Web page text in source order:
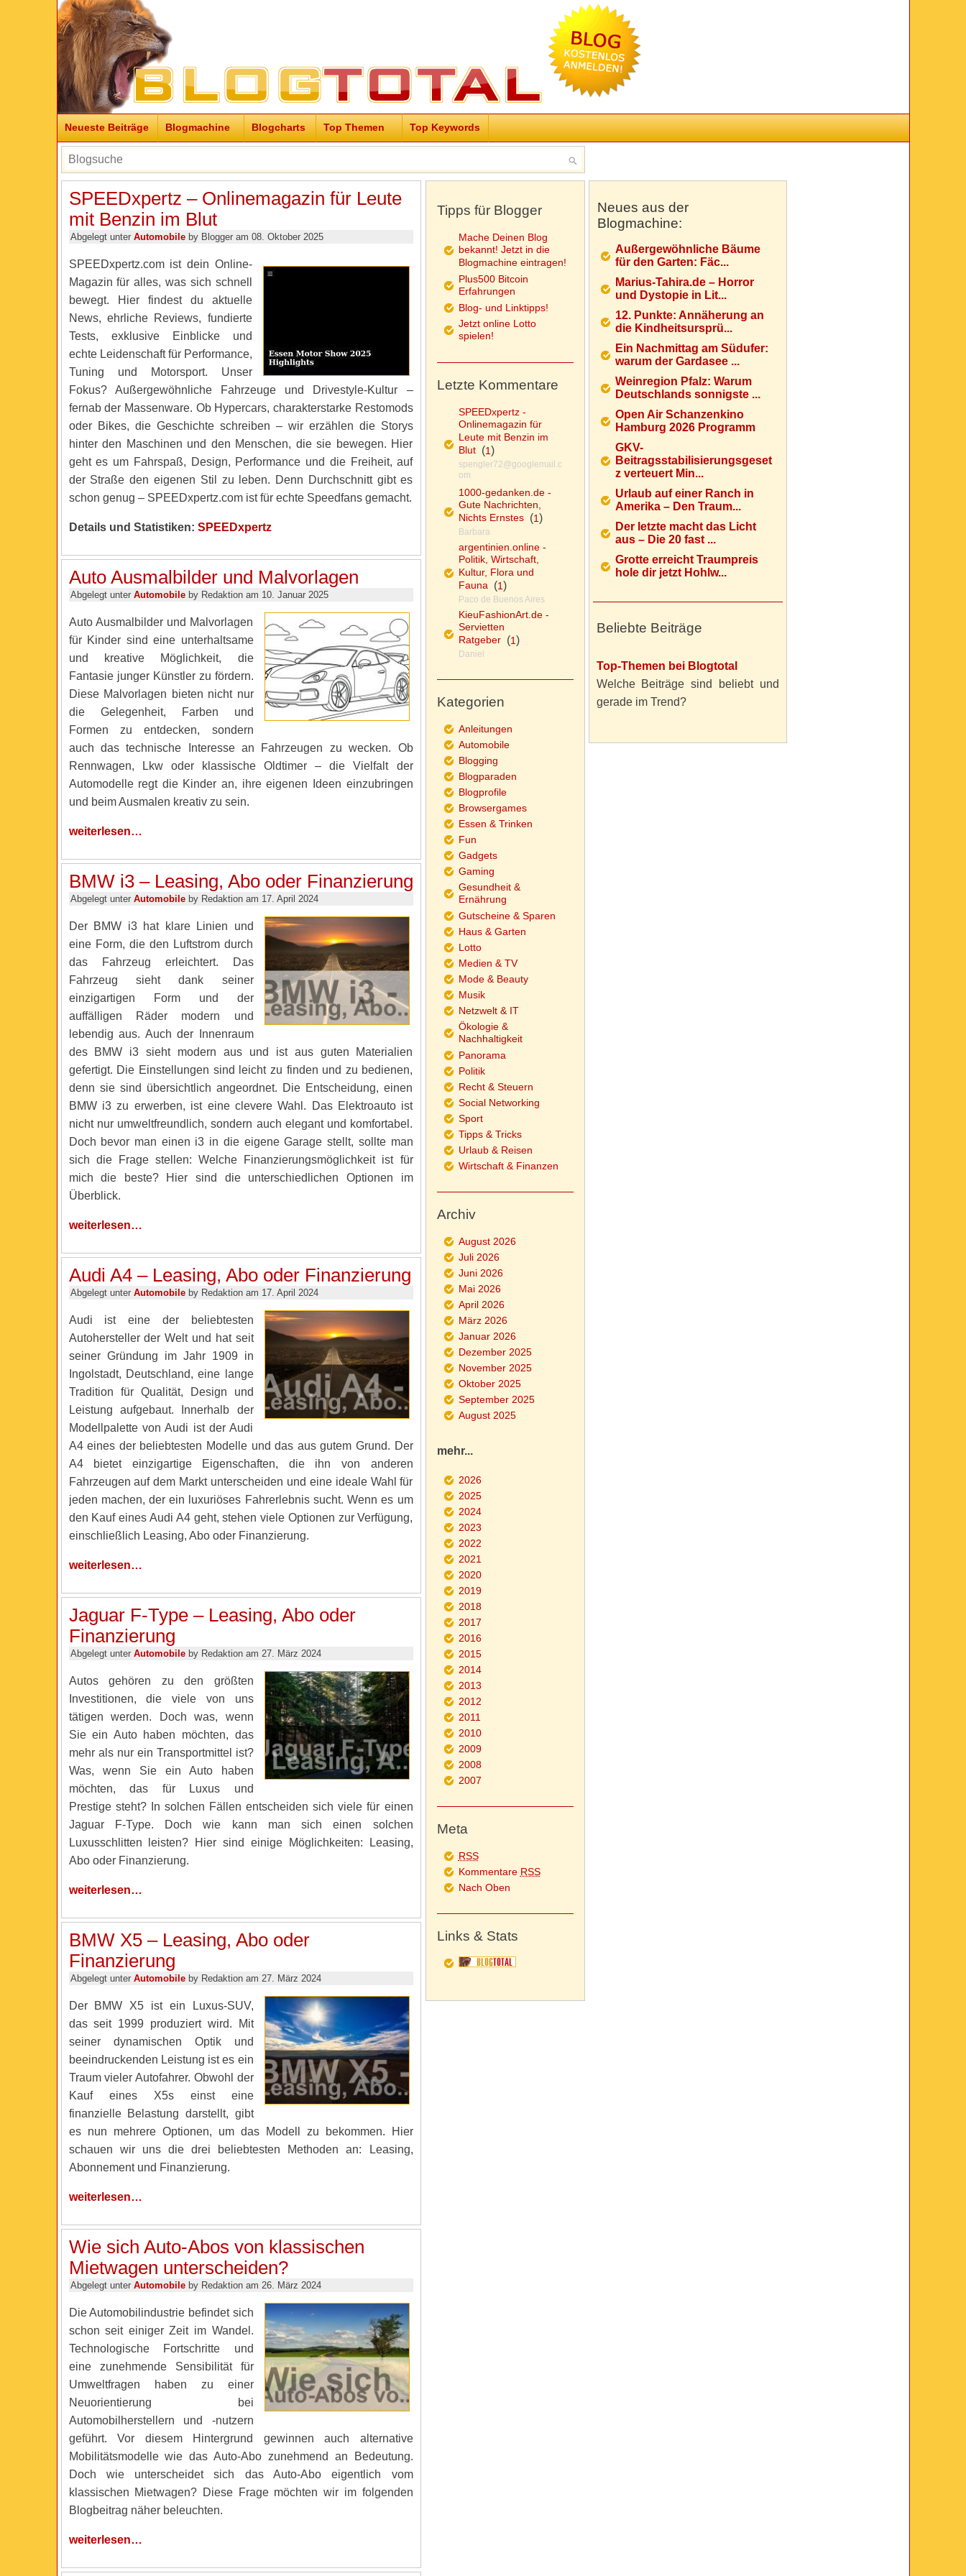
Neueste Beiträge Blogmachine Blogcharts Top Themen Top Keywords
SPEEDxpertz – Onlinemagazin für Leute
mit Benzin im Blut
Abgelegt unter Automobileby Blogger am 08. Oktober 2025
SPEEDxpertz.com ist dein Online-
Magazin für alles, was sich schnell
bewegt. Hier findest du aktuelle
News, ehrliche Reviews, fundierte
Tests, exklusive Einblicke und
echte Leidenschaft für Performance,
Tuning und Motorsport. Unser
Fokus? Außergewöhnliche Fahrzeuge und Drivestyle-Kultur –
fernab der Massenware. Ob Hypercars, charakterstarke Restomods
oder Bikes, die Geschichte schreiben – wir erzählen die Storys
hinter den Maschinen und den Menschen, die sie bewegen. Hier
geht es um Fahrspaß, Design, Performance und die Freiheit, auf
der Straße den eigenen Stil zu leben. Denn Durchschnitt gibt es
schon genug – SPEEDxpertz.com ist für echte Speedfans gemacht.
Details und Statistiken: SPEEDxpertz
Auto Ausmalbilder und Malvorlagen
Abgelegt unter Automobileby Redaktion am 10. Januar 2025
Auto Ausmalbilder und Malvorlagen
für Kinder sind eine unterhaltsame
und kreative Möglichkeit, die
Fantasie junger Künstler zu fördern.
Diese Malvorlagen bieten nicht nur
die Gelegenheit, Farben und
Formen zu entdecken, sondern
auch das technische Interesse an Fahrzeugen zu wecken. Ob
Rennwagen, Lkw oder klassische Oldtimer – die Vielfalt der
Automodelle regt die Kinder an, ihre eigenen Ideen einzubringen
und beim Ausmalen kreativ zu sein.
weiterlesen…
BMW i3 – Leasing, Abo oder Finanzierung
Abgelegt unter Automobileby Redaktion am 17. April 2024
Der BMW i3 hat klare Linien und
eine Form, die den Luftstrom durch
das Fahrzeug erleichtert. Das
Fahrzeug sieht dank seiner
einzigartigen Form und der
auffälligen Räder modern und
lebendig aus. Auch der Innenraum
des BMW i3 sieht modern aus und ist aus guten Materialien
gefertigt. Die Einstellungen sind leicht zu finden und zu bedienen,
denn sie sind übersichtlich angeordnet. Die Entscheidung, einen
BMW i3 zu erwerben, ist eine clevere Wahl. Das Elektroauto ist
nicht nur umweltfreundlich, sondern auch elegant und komfortabel.
Doch bevor man einen i3 in die eigene Garage stellt, sollte man
sich die Frage stellen: Welche Finanzierungsmöglichkeit ist für
mich die beste? Hier sind die unterschiedlichen Optionen im
Überblick.
weiterlesen…
Audi A4 – Leasing, Abo oder Finanzierung
Abgelegt unter Automobileby Redaktion am 17. April 2024
Audi ist eine der beliebtesten
Autohersteller der Welt und hat seit
seiner Gründung im Jahr 1909 in
Ingolstadt, Deutschland, eine lange
Tradition für Qualität, Design und
Leistung aufgebaut. Innerhalb der
Modellpalette von Audi ist der Audi
A4 eines der beliebtesten Modelle und das aus gutem Grund. Der
A4 bietet einzigartige Eigenschaften, die ihn von anderen
Fahrzeugen auf dem Markt unterscheiden und eine ideale Wahl für
jeden machen, der ein luxuriöses Fahrerlebnis sucht. Wenn es um
den Kauf eines Audi A4 geht, stehen viele Optionen zur Verfügung,
einschließlich Leasing, Abo oder Finanzierung.
weiterlesen…
Jaguar F-Type – Leasing, Abo oder
Finanzierung
Abgelegt unter Automobileby Redaktion am 27. März 2024
Autos gehören zu den größten
Investitionen, die viele von uns
tätigen werden. Doch was, wenn
Sie ein Auto haben möchten, das
mehr als nur ein Transportmittel ist?
Was, wenn Sie ein Auto haben
möchten, das für Luxus und
Prestige steht? In solchen Fällen entscheiden sich viele für einen
Jaguar F-Type. Doch wie kann man sich einen solchen
Luxusschlitten leisten? Hier sind einige Möglichkeiten: Leasing,
Abo oder Finanzierung.
weiterlesen…
BMW X5 – Leasing, Abo oder
Finanzierung
Abgelegt unter Automobileby Redaktion am 27. März 2024
Der BMW X5 ist ein Luxus-SUV,
das seit 1999 produziert wird. Mit
seiner dynamischen Optik und
beeindruckenden Leistung ist es ein
Traum vieler Autofahrer. Obwohl der
Kauf eines X5s einst eine
finanzielle Belastung darstellt, gibt
es nun mehrere Optionen, um das Modell zu bekommen. Hier
schauen wir uns die drei beliebtesten Methoden an: Leasing,
Abonnement und Finanzierung.
weiterlesen…
Wie sich Auto-Abos von klassischen
Mietwagen unterscheiden?
Abgelegt unter Automobileby Redaktion am 26. März 2024
Die Automobilindustrie befindet sich
schon seit einiger Zeit im Wandel.
Technologische Fortschritte und
eine zunehmende Sensibilität für
Umweltfragen haben zu einer
Neuorientierung bei
Automobilherstellern und -nutzern
geführt. Vor diesem Hintergrund gewinnen auch alternative
Mobilitätsmodelle wie das Auto-Abo zunehmend an Bedeutung.
Doch wie unterscheidet sich das Auto-Abo eigentlich vom
klassischen Mietwagen? Diese Frage möchten wir im folgenden
Blogbeitrag näher beleuchten.
weiterlesen…
Neues aus der
Blogmachine:
Außergewöhnliche Bäume
für den Garten: Fäc...
Marius-Tahira.de – Horror
und Dystopie in Lit...
12. Punkte: Annäherung an
die Kindheitsursprü...
Ein Nachmittag am Südufer:
warum der Gardasee ...
Weinregion Pfalz: Warum
Deutschlands sonnigste ...
Open Air Schanzenkino
Hamburg 2026 Programm
GKV-
Beitragsstabilisierungsgeset
z verteuert Min...
Urlaub auf einer Ranch in
Amerika – Den Traum...
Der letzte macht das Licht
aus – Die 20 fast ...
Grotte erreicht Traumpreis
hole dir jetzt Hohlw...
Beliebte Beiträge
Top-Themen bei Blogtotal
Welche Beiträge sind beliebt und
gerade im Trend?
Tipps für Blogger
Mache Deinen Blog
bekannt! Jetzt in die
Blogmachine eintragen!
Plus500 Bitcoin
Erfahrungen
Blog- und Linktipps!
Jetzt online Lotto
spielen!
Letzte Kommentare
SPEEDxpertz -
Onlinemagazin für
Leute mit Benzin im
Blut(1)
spengler72@googlemail.c
om
1000-gedanken.de -
Gute Nachrichten,
Nichts Ernstes(1)
Barbara
argentinien.online -
Politik, Wirtschaft,
Kultur, Flora und
Fauna(1)
Paco de Buenos Aires
KieuFashionArt.de -
Servietten
Ratgeber(1)
Daniel
Kategorien
Anleitungen
Automobile
Blogging
Blogparaden
Blogprofile
Browsergames
Essen & Trinken
Fun
Gadgets
Gaming
Gesundheit &
Ernährung
Gutscheine & Sparen
Haus & Garten
Lotto
Medien & TV
Mode & Beauty
Musik
Netzwelt & IT
Ökologie &
Nachhaltigkeit
Panorama
Politik
Recht & Steuern
Social Networking
Sport
Tipps & Tricks
Urlaub & Reisen
Wirtschaft & Finanzen
Archiv
August 2026
Juli 2026
Juni 2026
Mai 2026
April 2026
März 2026
Januar 2026
Dezember 2025
November 2025
Oktober 2025
September 2025
August 2025
mehr...
2026
2025
2024
2023
2022
2021
2020
2019
2018
2017
2016
2015
2014
2013
2012
2011
2010
2009
2008
2007
Meta
RSS
Kommentare RSS
Nach Oben
Links & Stats